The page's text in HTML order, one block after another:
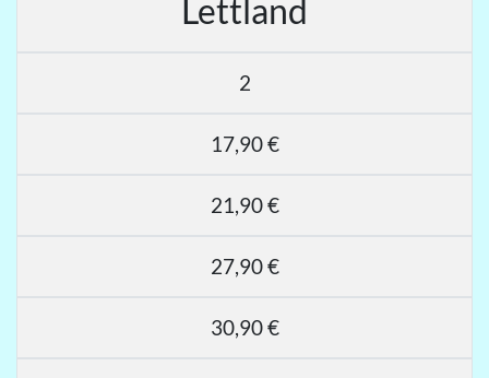
Lettland
2
17,90 €
21,90 €
27,90 €
30,90 €